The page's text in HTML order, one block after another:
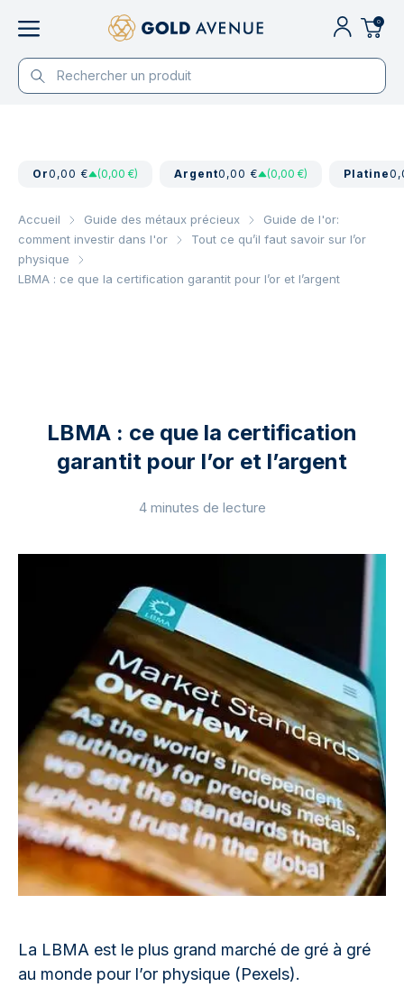
0
Or0,00 € (0,00 €) Argent0,00 € (0,00 €) Platine
Accueil Guide des métaux précieux
Guide de l'or:
comment investir dans l'or
Tout ce qu’il faut savoir sur l’or
physique
LBMA : ce que la certification garantit pour l’or et l’argent
LBMA : ce que la certification
garantit pour l’or et l’argent
4 minutes de lecture
La LBMA est le plus grand marché de gré à gré
au monde pour l’or physique (Pexels).